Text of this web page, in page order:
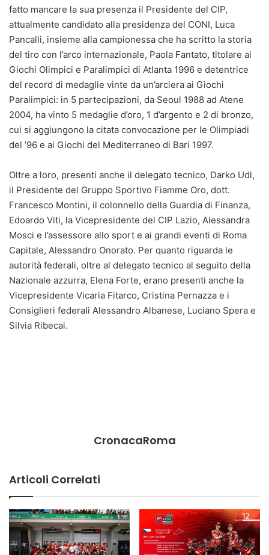
fatto mancare la sua presenza il Presidente del CIP,
attualmente candidato alla presidenza del CONI, Luca
Pancalli, insieme alla campionessa che ha scritto la storia
del tiro con l’arco internazionale, Paola Fantato, titolare ai
Giochi Olimpici e Paralimpici di Atlanta 1996 e detentrice
del record di medaglie vinte da un’arciera ai Giochi
Paralimpici: in 5 partecipazioni, da Seoul 1988 ad Atene
2004, ha vinto 5 medaglie d’oro, 1 d’argento e 2 di bronzo,
cui si aggiungono la citata convocazione per le Olimpiadi
del ’96 e ai Giochi del Mediterraneo di Bari 1997.
Oltre a loro, presenti anche il delegato tecnico, Darko Udl,
il Presidente del Gruppo Sportivo Fiamme Oro, dott.
Francesco Montini, il colonnello della Guardia di Finanza,
Edoardo Viti, la Vicepresidente del CIP Lazio, Alessandra
Mosci e l’assessore allo sport e ai grandi eventi di Roma
Capitale, Alessandro Onorato. Per quanto riguarda le
autorità federali, oltre al delegato tecnico al seguito della
Nazionale azzurra, Elena Forte, erano presenti anche la
Vicepresidente Vicaria Fitarco, Cristina Pernazza e i
Consiglieri federali Alessandro Albanese, Luciano Spera e
Silvia Ribecai.
CronacaRoma
Articoli Correlati